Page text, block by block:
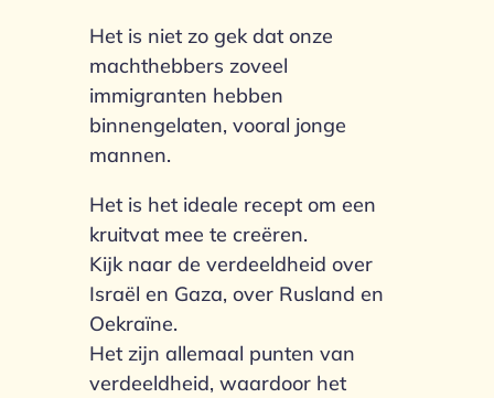
Het is niet zo gek dat onze
machthebbers zoveel
immigranten hebben
binnengelaten, vooral jonge
mannen.
Het is het ideale recept om een
kruitvat mee te creëren.
Kijk naar de verdeeldheid over
Israël en Gaza, over Rusland en
Oekraïne.
Het zijn allemaal punten van
verdeeldheid, waardoor het